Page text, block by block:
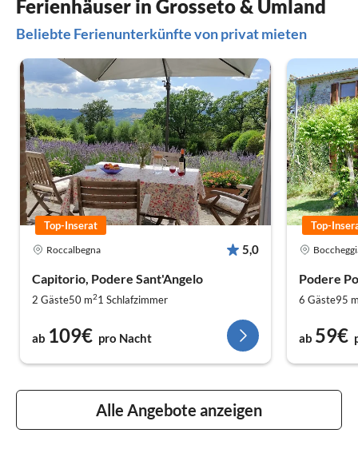
Ferienhäuser in Grosseto & Umland
Beliebte Ferienunterkünfte von privat mieten
Roccalbegna 5,0
Capitorio, Podere Sant'Angelo
2 Gäste50 m21 Schlafzimmer
ab 109€ pro Nacht
Top-Inserat
Podere
6 Gäste95
ab 59€
Top-
Alle Angebote anzeigen